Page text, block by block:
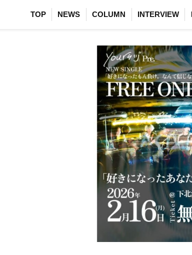
TOP NEWS COLUMN INTERVIEW